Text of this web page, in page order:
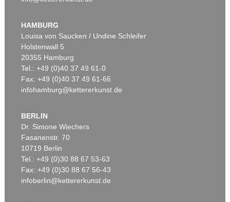
HAMBURG
Louisa von Saucken / Undine Schleifer
Holstenwall 5
20355 Hamburg
Tel.: +49 (0)40 37 49 61-0
Fax: +49 (0)40 37 49 61-66
infohamburg@kettererkunst.de
BERLIN
Dr. Simone Wiechers
Fasanenstr. 70
10719 Berlin
Tel.: +49 (0)30 88 67 53-63
Fax: +49 (0)30 88 67 56-43
infoberlin@kettererkunst.de